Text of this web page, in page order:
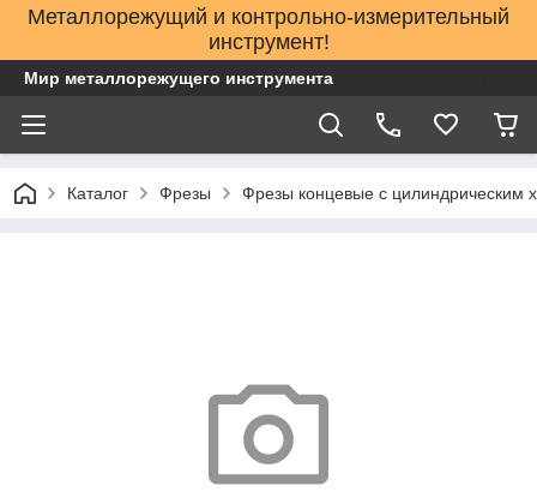
Металлорежущий и контрольно-измерительный
инструмент!
Мир металлорежущего инструмента
Каталог Фрезы Фрезы концевые с цилиндрическим